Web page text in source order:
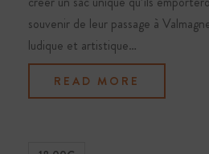
E
V
U
E
souvenir de leur passage à
ludique et artistique…
READ MORE